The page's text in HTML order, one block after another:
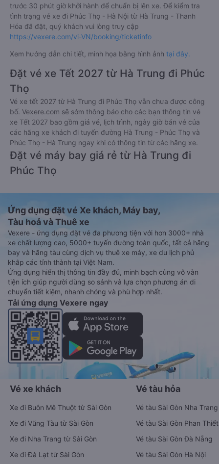
trước 30 phút giờ khởi hành để chuẩn bị lên xe. Để kiểm tra
tình trạng vé xe đi Phúc Thọ - Hà Nội từ Hà Trung - Thanh
Hóa đã đặt, quý khách vui lòng truy cập
https://vexere.com/vi-VN/booking/ticketinfo
Xem hướng dẫn chi tiết, minh họa bằng hình ảnh tại đây.
Đặt vé xe Tết 2027 từ Hà Trung đi Phúc
Thọ
Vé xe tết 2027 từ Hà Trung đi Phúc Thọ vẫn chưa được công
bố. Vexere.com sẽ sớm thông báo cho các bạn thông tin vé
xe Tết 2027 bao gồm giá vé, lịch trình, ngày giờ bán vé của
các hãng xe khách đi tuyến đường Hà Trung - Phúc Thọ và
Phúc Thọ - Hà Trung ngay khi có thông tin từ các hãng xe.
Đặt vé máy bay giá rẻ từ Hà Trung đi
Phúc Thọ
Ứng dụng đặt vé Xe khách, Máy bay,
Tàu hoả và Thuê xe
Vexere - ứng dụng đặt vé đa phương tiện với hơn 3000+ nhà
xe chất lượng cao, 5000+ tuyến đường toàn quốc, tất cả hãng
bay và hãng tàu cùng dịch vụ thuê xe máy, xe du lịch phủ
khắp các tỉnh thành tại Việt Nam.
Ứng dụng hiển thị thông tin đầy đủ, minh bạch cùng vô vàn
tiện ích giúp người dùng so sánh và lựa chọn phương án di
chuyển tiết kiệm, nhanh chóng và phù hợp nhất.
Tải ứng dụng Vexere ngay
Vé xe khách
Xe đi Buôn Mê Thuột từ Sài Gòn
Xe đi Vũng Tàu từ Sài Gòn
Xe đi Nha Trang từ Sài Gòn
Xe đi Đà Lạt từ Sài Gòn
Vé tàu hỏa
Vé tàu Sài Gòn Nha Trang
Vé tàu Sài Gòn Phan Thiết
Vé tàu Sài Gòn Đà Nẵng
Vé tàu Sài Gòn Hà Nội